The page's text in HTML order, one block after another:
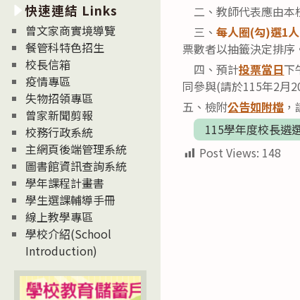
二、教師代表應由本
三、每人圈(勾)選1
票數者以抽籤決定排序
四、預計投票當日下
同參與(請於115年2月
五、檢附公告如附檔
115學年度校長遴
Post Views: 148
消
息
News
快速連結 Links
曾文家商實境導覽
餐管科特色招生
校長信箱
疫情專區
失物招領專區
曾家新聞剪報
校務行政系統
主網頁後端管理系統
圖書館資訊查詢系統
學年課程計畫書
學生選課輔導手冊
線上教學專區
學校介紹(School
Introduction)